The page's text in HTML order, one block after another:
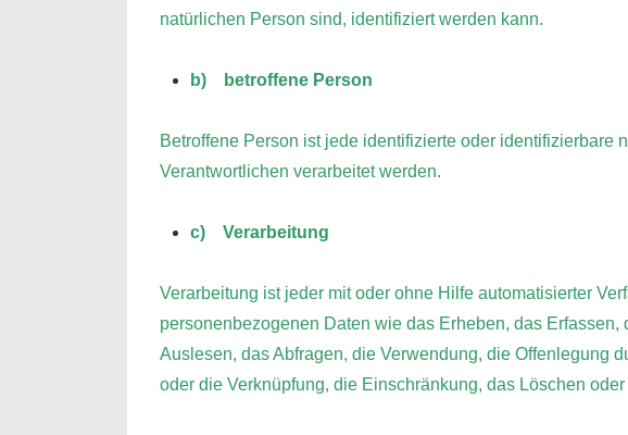
natürlichen Person sind, identifiziert werden kann.
b) betroffene Person
Betroffene Person ist jede identifizierte oder identifizierbare
Verantwortlichen verarbeitet werden.
c) Verarbeitung
Verarbeitung ist jeder mit oder ohne Hilfe automatisierter
personenbezogenen Daten wie das Erheben, das
Auslesen, das Abfragen, die Verwendung, die Offenlegung
oder die Verknüpfung, die Einschränkung, das Löschen